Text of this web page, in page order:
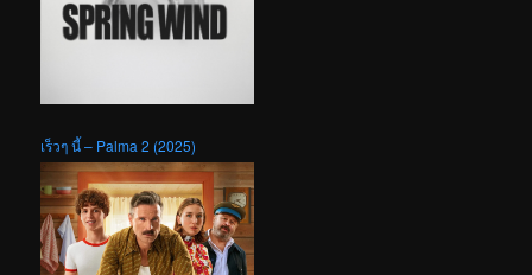
เร็วๆ นี้ – Palma 2 (2025)